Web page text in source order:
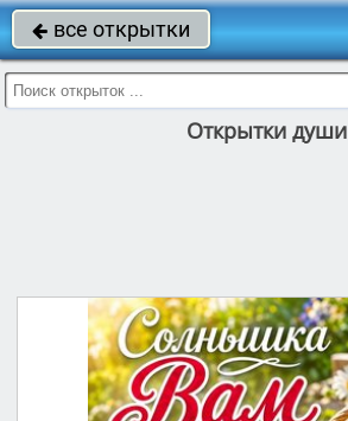
 все открытки
Открытки души